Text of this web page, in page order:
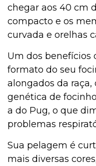
chegar aos 40 cm
compacto e os
curvada e orelhas
Um dos benefícios
formato do seu
alongados da
genética de
a do Pug, o que
problemas
Sua pelagem é
mais diversas